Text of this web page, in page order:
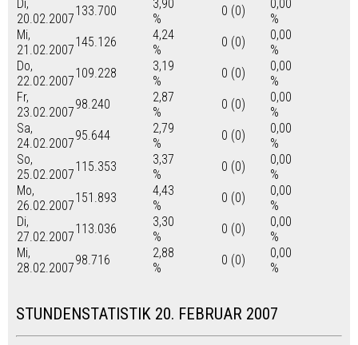
Di,
20.02.2007
133.700
3,90
%
0 (0)
0,00
%
Mi,
21.02.2007
145.126
4,24
%
0 (0)
0,00
%
Do,
22.02.2007
109.228
3,19
%
0 (0)
0,00
%
Fr,
23.02.2007
98.240
2,87
%
0 (0)
0,00
%
Sa,
24.02.2007
95.644
2,79
%
0 (0)
0,00
%
So,
25.02.2007
115.353
3,37
%
0 (0)
0,00
%
Mo,
26.02.2007
151.893
4,43
%
0 (0)
0,00
%
Di,
27.02.2007
113.036
3,30
%
0 (0)
0,00
%
Mi,
28.02.2007
98.716
2,88
%
0 (0)
0,00
%
STUNDENSTATISTIK 20. FEBRUAR 2007